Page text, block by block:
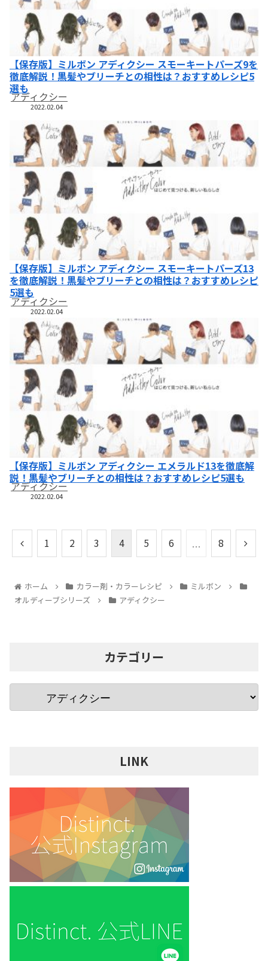
【保存版】ミルボン アディクシー スモーキートパーズ9を
徹底解説！黒髪やブリーチとの相性は？おすすめレシピ5
選も
アディクシー
2022.02.04
【保存版】ミルボン アディクシー スモーキートパーズ13
を徹底解説！黒髪やブリーチとの相性は？おすすめレシピ
5選も
アディクシー
2022.02.04
【保存版】ミルボン アディクシー エメラルド13を徹底解
説！黒髪やブリーチとの相性は？おすすめレシピ5選も
アディクシー
2022.02.04
1 2 3 4 5 6 … 8
ホーム カラー剤・カラーレシピ
ミルボン
オルディーブシリーズ
アディクシー
カテゴリー
LINK